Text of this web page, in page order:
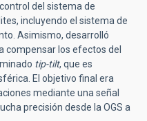
del sistema de
incluyendo el sistema de
Asimismo, desarrolló
compensar los efectos del
tip-tilt, que es
El objetivo final era
mediante una señal
precisión desde la OGS a